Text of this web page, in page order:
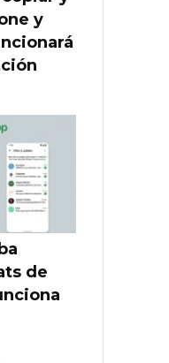
y
de